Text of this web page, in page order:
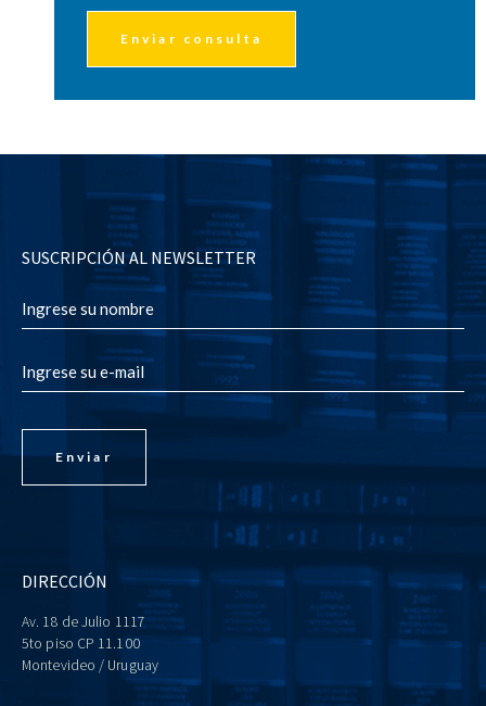
SUSCRIPCIÓN AL NEWSLETTER
DIRECCIÓN
Av. 18 de Julio 1117
5to piso CP 11.100
Montevideo / Uruguay